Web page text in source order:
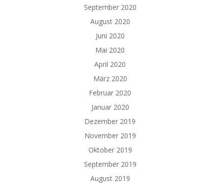
September 2020
August 2020
Juni 2020
Mai 2020
April 2020
März 2020
Februar 2020
Januar 2020
Dezember 2019
November 2019
Oktober 2019
September 2019
August 2019